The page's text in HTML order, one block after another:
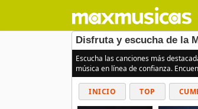
Disfruta y escucha de la
Escucha las canciones más
música en línea de confianza.
INICIO TOP